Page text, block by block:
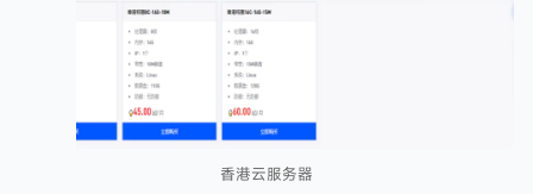
香港云服务器